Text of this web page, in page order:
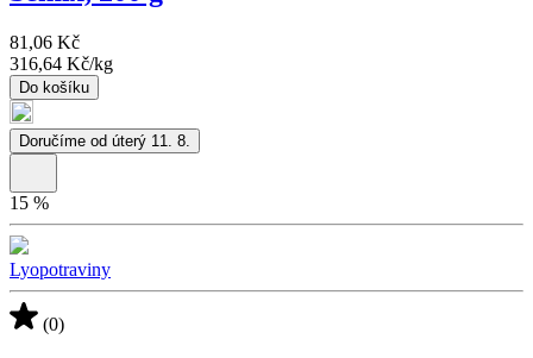
81,06 Kč
316,64 Kč/kg
Do košíku
Doručíme od úterý 11. 8.
15 %
Lyopotraviny
(0)